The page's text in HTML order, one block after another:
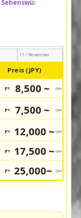
11 / November
Preis (JPY)
JPY 8,500 ~ /pax
JPY 7,500 ~ /pax
JPY 12,000 ~ /pax
JPY 17,500 ~ /pax
JPY 25,000~ /pax